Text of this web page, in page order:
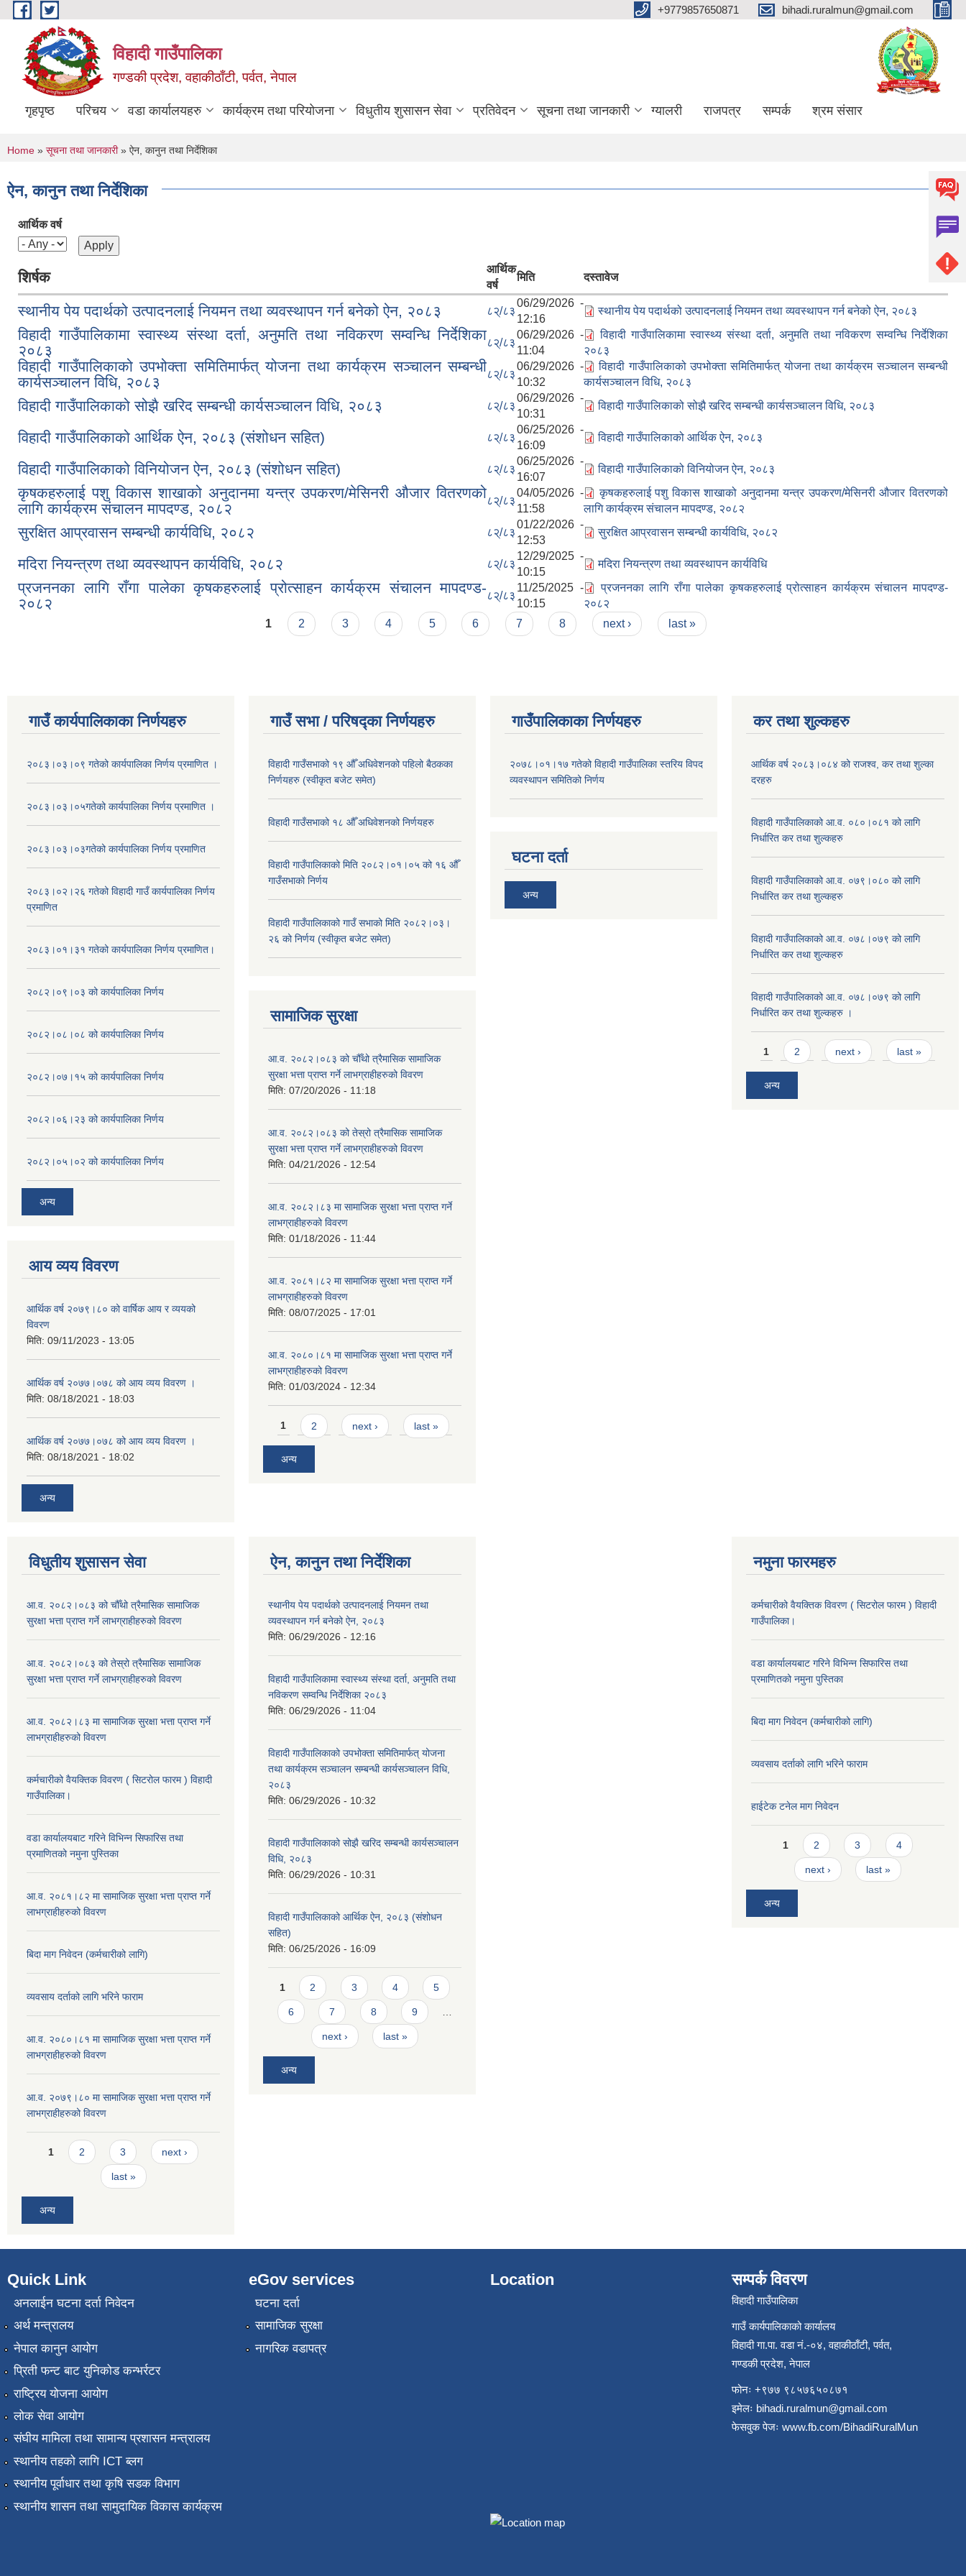
Skip to main content +9779857650871 bihadi.ruralmun@gmail.com
विहादी गाउँपालिका
गण्डकी प्रदेश, वहाकीठाँटी, पर्वत, नेपाल
गृहपृष्ठ परिचय वडा कार्यालयहरु कार्यक्रम तथा परियोजना विधुतीय शुसासन सेवा प्रतिवेदन सूचना तथा जानकारी ग्यालरी राजपत्र सम्पर्क श्रम संसार
You are here
Home » सूचना तथा जानकारी» ऐन, कानुन तथा निर्देशिका
ऐन, कानुन तथा निर्देशिका
आर्थिक वर्ष
शिर्षक
आर्थिक
वर्ष
मिति दस्तावेज
स्थानीय पेय पदार्थको उत्पादनलाई नियमन तथा व्यवस्थापन गर्न बनेको ऐन, २०८३ ८२्/८३
06/29/2026 -
12:16
स्थानीय पेय पदार्थको उत्पादनलाई नियमन तथा व्यवस्थापन गर्न बनेको ऐन, २०८३
विहादी गाउँपालिकामा स्वास्थ्य संस्था दर्ता, अनुमति तथा नविकरण सम्वन्धि निर्देशिका
२०८३
८२्/८३
06/29/2026 -
11:04
विहादी गाउँपालिकामा स्वास्थ्य संस्था दर्ता, अनुमति तथा नविकरण सम्वन्धि निर्देशिका
२०८३
विहादी गाउँपालिकाको उपभोक्ता समितिमार्फत् योजना तथा कार्यक्रम सञ्चालन सम्बन्धी
कार्यसञ्चालन विधि, २०८३
८२्/८३
06/29/2026 -
10:32
विहादी गाउँपालिकाको उपभोक्ता समितिमार्फत् योजना तथा कार्यक्रम सञ्चालन सम्बन्धी
कार्यसञ्चालन विधि, २०८३
विहादी गाउँपालिकाको सोझै खरिद सम्बन्धी कार्यसञ्चालन विधि, २०८३ ८२्/८३
06/29/2026 -
10:31
विहादी गाउँपालिकाको सोझै खरिद सम्बन्धी कार्यसञ्चालन विधि, २०८३
विहादी गाउँपालिकाको आर्थिक ऐन, २०८३ (संशोधन सहित) ८२्/८३
06/25/2026 -
16:09
विहादी गाउँपालिकाको आर्थिक ऐन, २०८३
विहादी गाउँपालिकाको विनियोजन ऐन, २०८३ (संशोधन सहित) ८२्/८३
06/25/2026 -
16:07
विहादी गाउँपालिकाको विनियोजन ऐन, २०८३
कृषकहरुलाई पशु विकास शाखाको अनुदानमा यन्त्र उपकरण/मेसिनरी औजार वितरणको
लागि कार्यक्रम संचालन मापदण्ड, २०८२
८२्/८३
04/05/2026 -
11:58
कृषकहरुलाई पशु विकास शाखाको अनुदानमा यन्त्र उपकरण/मेसिनरी औजार वितरणको
लागि कार्यक्रम संचालन मापदण्ड, २०८२
सुरक्षित आप्रवासन सम्बन्धी कार्यविधि, २०८२ ८२्/८३
01/22/2026 -
12:53
सुरक्षित आप्रवासन सम्बन्धी कार्यविधि, २०८२
मदिरा नियन्त्रण तथा व्यवस्थापन कार्यविधि, २०८२ ८२्/८३
12/29/2025 -
10:15
मदिरा नियन्त्रण तथा व्यवस्थापन कार्यविधि
प्रजननका लागि राँगा पालेका कृषकहरुलाई प्रोत्साहन कार्यक्रम संचालन मापदण्ड-
२०८२
८२्/८३
11/25/2025 -
10:15
प्रजननका लागि राँगा पालेका कृषकहरुलाई प्रोत्साहन कार्यक्रम संचालन मापदण्ड-
२०८२
1 2 3 4 5 6 7 8 next › last »
गाउँ कार्यपालिकाका निर्णयहरु
२०८३।०३।०९ गतेको कार्यपालिका निर्णय प्रमाणित ।
२०८३।०३।०५गतेको कार्यपालिका निर्णय प्रमाणित ।
२०८३।०३।०३गतेको कार्यपालिका निर्णय प्रमाणित
२०८३।०२।२६ गतेको विहादी गाउँ कार्यपालिका निर्णय
प्रमाणित
२०८३।०१।३१ गतेको कार्यपालिका निर्णय प्रमाणित।
२०८२।०९।०३ को कार्यपालिका निर्णय
२०८२।०८।०८ को कार्यपालिका निर्णय
२०८२।०७।१५ को कार्यपालिका निर्णय
२०८२।०६।२३ को कार्यपालिका निर्णय
२०८२।०५।०२ को कार्यपालिका निर्णय
अन्य
आय व्यय विवरण
आर्थिक वर्ष २०७९।८० को वार्षिक आय र व्ययको
विवरण
मिति: 09/11/2023 - 13:05
आर्थिक वर्ष २०७७।०७८ को आय व्यय विवरण ।
मिति: 08/18/2021 - 18:03
आर्थिक वर्ष २०७७।०७८ को आय व्यय विवरण ।
मिति: 08/18/2021 - 18:02
अन्य
गाउँ सभा / परिषद्का निर्णयहरु
विहादी गाउँसभाको १९ औँ अधिवेशनको पहिलो बैठकका
निर्णयहरु (स्वीकृत बजेट समेत)
विहादी गाउँसभाको १८ औँ अधिवेशनको निर्णयहरु
विहादी गाउँपालिकाको मिति २०८२।०१।०५ को १६ औँ
गाउँसभाको निर्णय
विहादी गाउँपालिकाको गाउँ सभाको मिति २०८२।०३।
२६ को निर्णय (स्वीकृत बजेट समेत)
सामाजिक सुरक्षा
आ.व. २०८२।०८३ को चौँथो त्रैमासिक सामाजिक
सुरक्षा भत्ता प्राप्त गर्ने लाभग्राहीहरुको विवरण
मिति: 07/20/2026 - 11:18
आ.व. २०८२।०८३ को तेस्रो त्रैमासिक सामाजिक
सुरक्षा भत्ता प्राप्त गर्ने लाभग्राहीहरुको विवरण
मिति: 04/21/2026 - 12:54
आ.व. २०८२।८३ मा सामाजिक सुरक्षा भत्ता प्राप्त गर्ने
लाभग्राहीहरुको विवरण
मिति: 01/18/2026 - 11:44
आ.व. २०८१।८२ मा सामाजिक सुरक्षा भत्ता प्राप्त गर्ने
लाभग्राहीहरुको विवरण
मिति: 08/07/2025 - 17:01
आ.व. २०८०।८१ मा सामाजिक सुरक्षा भत्ता प्राप्त गर्ने
लाभग्राहीहरुको विवरण
मिति: 01/03/2024 - 12:34
Pages
1 2 next › last »
अन्य
गाउँपालिकाका निर्णयहरु
२०७८।०१।१७ गतेको विहादी गाउँपालिका स्तरिय विपद
व्यवस्थापन समितिको निर्णय
घटना दर्ता
अन्य
कर तथा शुल्कहरु
आर्थिक वर्ष २०८३।०८४ को राजश्व, कर तथा शुल्का
दरहरु
विहादी गाउँपालिकाको आ.व. ०८०।०८१ को लागि
निर्धारित कर तथा शुल्कहरु
विहादी गाउँपालिकाको आ.व. ०७९।०८० को लागि
निर्धारित कर तथा शुल्कहरु
विहादी गाउँपालिकाको आ.व. ०७८।०७९ को लागि
निर्धारित कर तथा शुल्कहरु
विहादी गाउँपालिकाको आ.व. ०७८।०७९ को लागि
निर्धारित कर तथा शुल्कहरु ।
Pages
1 2 next › last »
अन्य
विधुतीय शुसासन सेवा
आ.व. २०८२।०८३ को चौँथो त्रैमासिक सामाजिक
सुरक्षा भत्ता प्राप्त गर्ने लाभग्राहीहरुको विवरण
आ.व. २०८२।०८३ को तेस्रो त्रैमासिक सामाजिक
सुरक्षा भत्ता प्राप्त गर्ने लाभग्राहीहरुको विवरण
आ.व. २०८२।८३ मा सामाजिक सुरक्षा भत्ता प्राप्त गर्ने
लाभग्राहीहरुको विवरण
कर्मचारीको वैयक्तिक विवरण ( सिटरोल फारम ) विहादी
गाउँपालिका।
वडा कार्यालयबाट गरिने विभिन्न सिफारिस तथा
प्रमाणितको नमुना पुस्तिका
आ.व. २०८१।८२ मा सामाजिक सुरक्षा भत्ता प्राप्त गर्ने
लाभग्राहीहरुको विवरण
बिदा माग निवेदन (कर्मचारीको लागि)
व्यवसाय दर्ताको लागि भरिने फाराम
आ.व. २०८०।८१ मा सामाजिक सुरक्षा भत्ता प्राप्त गर्ने
लाभग्राहीहरुको विवरण
आ.व. २०७९।८० मा सामाजिक सुरक्षा भत्ता प्राप्त गर्ने
लाभग्राहीहरुको विवरण
Pages
1 2 3 next ›
last »
अन्य
ऐन, कानुन तथा निर्देशिका
स्थानीय पेय पदार्थको उत्पादनलाई नियमन तथा
व्यवस्थापन गर्न बनेको ऐन, २०८३
मिति: 06/29/2026 - 12:16
विहादी गाउँपालिकामा स्वास्थ्य संस्था दर्ता, अनुमति तथा
नविकरण सम्वन्धि निर्देशिका २०८३
मिति: 06/29/2026 - 11:04
विहादी गाउँपालिकाको उपभोक्ता समितिमार्फत् योजना
तथा कार्यक्रम सञ्चालन सम्बन्धी कार्यसञ्चालन विधि,
२०८३
मिति: 06/29/2026 - 10:32
विहादी गाउँपालिकाको सोझै खरिद सम्बन्धी कार्यसञ्चालन
विधि, २०८३
मिति: 06/29/2026 - 10:31
विहादी गाउँपालिकाको आर्थिक ऐन, २०८३ (संशोधन
सहित)
मिति: 06/25/2026 - 16:09
Pages
1 2 3 4 5
6 7 8 9
next › last »
अन्य
नमुना फारमहरु
कर्मचारीको वैयक्तिक विवरण ( सिटरोल फारम ) विहादी
गाउँपालिका।
वडा कार्यालयबाट गरिने विभिन्न सिफारिस तथा
प्रमाणितको नमुना पुस्तिका
बिदा माग निवेदन (कर्मचारीको लागि)
व्यवसाय दर्ताको लागि भरिने फाराम
हाईटेक टनेल माग निवेदन
Pages
1 2 3 4
next › last »
अन्य
Quick Link
अनलाईन घटना दर्ता निवेदन
अर्थ मन्त्रालय
नेपाल कानुन आयोग
प्रिती फन्ट बाट युनिकोड कन्भर्रटर
राष्ट्रिय योजना आयोग
लोक सेवा आयोग
संघीय मामिला तथा सामान्य प्रशासन मन्त्रालय
स्थानीय तहको लागि ICT ब्लग
स्थानीय पूर्वाधार तथा कृषि सडक विभाग
स्थानीय शासन तथा सामुदायिक विकास कार्यक्रम
eGov services
घटना दर्ता
सामाजिक सुरक्षा
नागरिक वडापत्र
Location सम्पर्क विवरण
विहादी गाउँपालिका
गाउँ कार्यपालिकाको कार्यालय
विहादी गा.पा. वडा नं.-०४, वहाकीठाँटी, पर्वत,
गण्डकी प्रदेश, नेपाल
फोनः +९७७ ९८५७६५०८७१
इमेलः bihadi.ruralmun@gmail.com
फेसवुक पेजः www.fb.com/BihadiRuralMun